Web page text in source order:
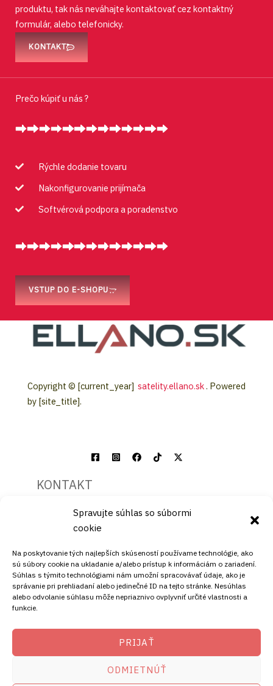
Spravujte súhlas so súbormi
cookie
Na poskytovanie tých najlepších skúseností používame technológie, ako
sú súbory cookie na ukladanie a/alebo prístup k informáciám o zariadení.
Súhlas s týmito technológiami nám umožní spracovávať údaje, ako je
správanie pri prehliadaní alebo jedinečné ID na tejto stránke. Nesúhlas
alebo odvolanie súhlasu môže nepriaznivo ovplyvniť určité vlastnosti a
funkcie.
PRIJAŤ
ODMIETNÚŤ
produktu, tak nás neváhajte kontaktovať cez kontaktný
formulár, alebo telefonicky.
KONTAKT
Prečo kúpiť u nás ?
Rýchle dodanie tovaru
Nakonfigurovanie prijímača
Softvérová podpora a poradenstvo
VSTUP DO E-SHOPU
Copyright © [current_year] satelity.ellano.sk. Powered
by [site_title].
KONTAKT
+421911072878
+421908072878
ADRESA
Štiavnička 211/49